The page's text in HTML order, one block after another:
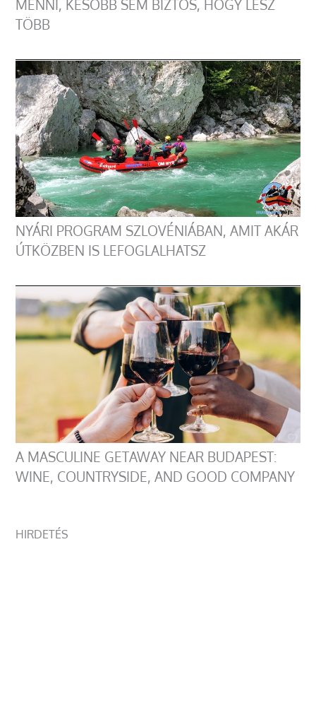
MENNI, KÉSŐBB SEM BIZTOS, HOGY LESZ
TÖBB
NYÁRI PROGRAM SZLOVÉNIÁBAN, AMIT AKÁR
ÚTKÖZBEN IS LEFOGLALHATSZ
A MASCULINE GETAWAY NEAR BUDAPEST:
WINE, COUNTRYSIDE, AND GOOD COMPANY
HIRDETÉS